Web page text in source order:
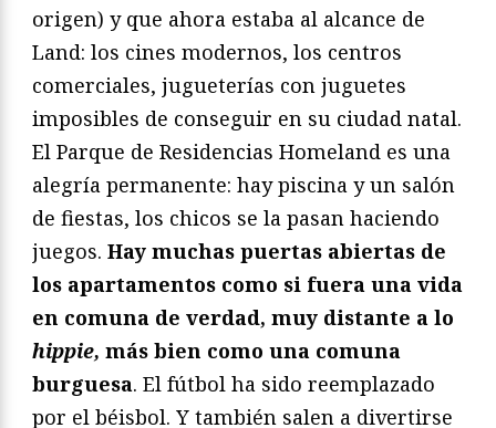
origen) y que ahora estaba al alcance de
Land: los cines modernos, los centros
comerciales, jugueterías con juguetes
imposibles de conseguir en su ciudad natal.
El Parque de Residencias Homeland es una
alegría permanente: hay piscina y un salón
de fiestas, los chicos se la pasan haciendo
juegos. Hay muchas puertas abiertas de
los apartamentos como si fuera una vida
en comuna de verdad, muy distante a lo
hippie, más bien como una comuna
burguesa. El fútbol ha sido reemplazado
por el béisbol. Y también salen a divertirse